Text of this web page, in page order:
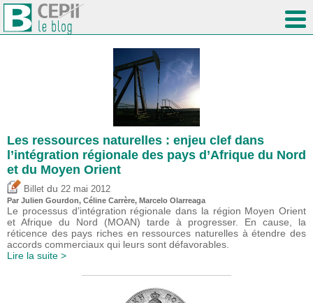
Les ressources naturelles : enjeu clef dans
l’intégration régionale des pays d’Afrique du Nord
et du Moyen Orient
Billet du 22 mai 2012
Par Julien Gourdon, Céline Carrère, Marcelo Olarreaga
Le processus d’intégration régionale dans la région Moyen Orient
et Afrique du Nord (MOAN) tarde à progresser. En cause, la
réticence des pays riches en ressources naturelles à étendre des
accords commerciaux qui leurs sont défavorables.
Lire la suite >